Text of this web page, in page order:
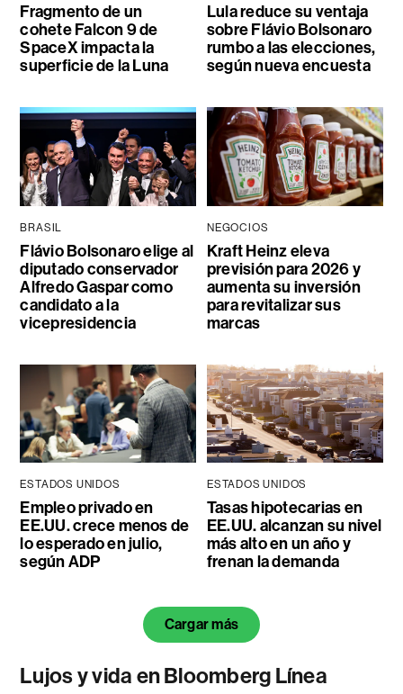
Fragmento de un
cohete Falcon 9 de
SpaceX impacta la
superficie de la Luna
Lula reduce su ventaja
sobre Flávio Bolsonaro
rumbo a las elecciones,
según nueva encuesta
BRASIL
Flávio Bolsonaro elige al
diputado conservador
Alfredo Gaspar como
candidato a la
vicepresidencia
NEGOCIOS
Kraft Heinz eleva
previsión para 2026 y
aumenta su inversión
para revitalizar sus
marcas
ESTADOS UNIDOS
Empleo privado en
EE.UU. crece menos de
lo esperado en julio,
según ADP
ESTADOS UNIDOS
Tasas hipotecarias en
EE.UU. alcanzan su nivel
más alto en un año y
frenan la demanda
Cargar más
Lujos y vida en Bloomberg Línea